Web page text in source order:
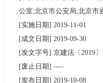
政务公开
市领导
公室;北京市公安局;北京市
[实施日期] 2019-11-01
[成文日期] 2019-09-30
[发文字号] 京建法〔2019〕
[废止日期] ----
[发布日期] 2019-10-08